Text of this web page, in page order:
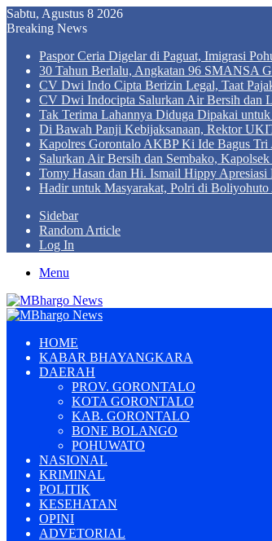
Sabtu, Agustus 8 2026
Breaking News
Paspor Ceria Digelar di Paguat, Imigrasi
30 Tahun Berlalu, Angkatan 96 SMANSA
CV Dwi Indo Cipta Berizin Legal, Taat
CV Dwi Indocipta Salurkan Air Bersih dan
Tak Terima Lahannya Diduga Dipakai
Di Bawah Panji Kebijaksanaan, Rektor
Kapolres Gorontalo AKBP Ki Ide Bagus Tri
Salurkan Air Bersih dan Sembako,
Tomy Hasan dan Hi. Ismail Hippy
Hadir untuk Masyarakat, Polri di
Sidebar
Random Article
Log In
Menu
HOME
KABAR BHAYANGKARA
DAERAH
PROV. GORONTALO
KOTA GORONTALO
KAB. GORONTALO
BONE BOLANGO
POHUWATO
NASIONAL
KRIMINAL
POLITIK
KESEHATAN
OPINI
ADVETORIAL